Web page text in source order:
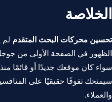
الخلاصة
تحسين محركات البحث المتقدم لم
الظهور في الصفحة الأولى من
سواء كان موقعك جديدًا أو قائمًا
سيمنحك تفوقًا حقيقيًا على
والعملاء.